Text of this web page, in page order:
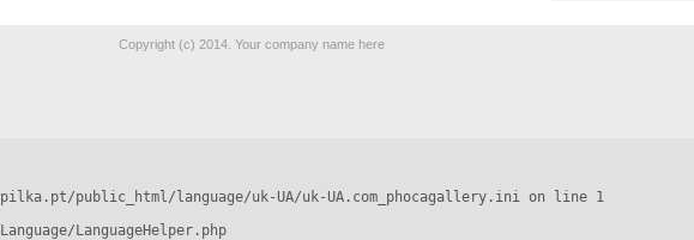
Copyright (c) 2014. Your company name here
public_html/language/uk-UA/uk-UA.com_phocagallery.ini on line 1
LanguageHelper.php